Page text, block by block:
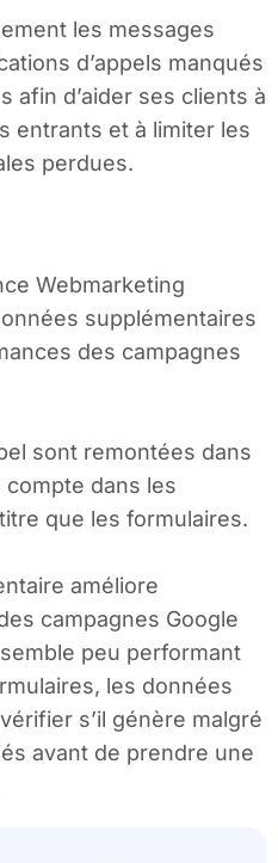
les messages
d’appels manqués
afin d’aider ses clients à
entrants et à limiter les
perdues.
Webmarketing
supplémentaires
des campagnes
sont remontées dans
compte dans les
que les formulaires.
améliore
campagnes Google
peu performant
les données
s’il génère malgré
avant de prendre une